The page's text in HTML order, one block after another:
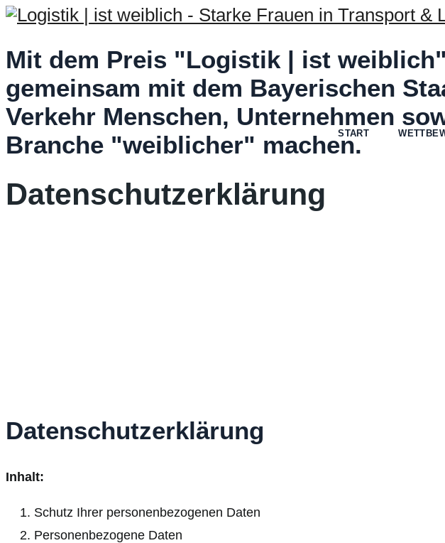
Mit dem Preis "Logistik | ist
gemeinsam mit dem Bayerischen
Verkehr Menschen, Unternehmen
Branche "weiblicher" machen.
START
Datenschutzerklärung
Datenschutzerklärung
Inhalt:
Schutz Ihrer personenbezogenen Daten
Personenbezogene Daten